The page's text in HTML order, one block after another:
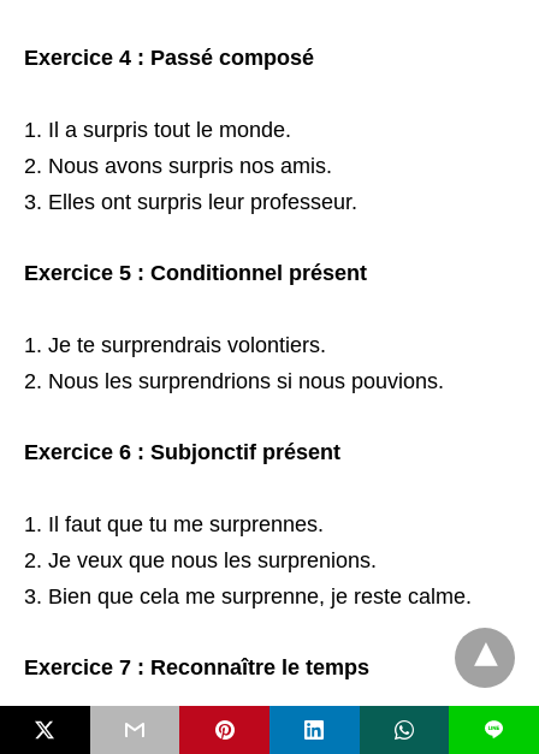
Exercice 4 : Passé composé
Il a surpris tout le monde.
Nous avons surpris nos amis.
Elles ont surpris leur professeur.
Exercice 5 : Conditionnel présent
Je te surprendrais volontiers.
Nous les surprendrions si nous pouvions.
Exercice 6 : Subjonctif présent
Il faut que tu me surprennes.
Je veux que nous les surprenions.
Bien que cela me surprenne, je reste calme.
Exercice 7 : Reconnaître le temps
Imparfait L